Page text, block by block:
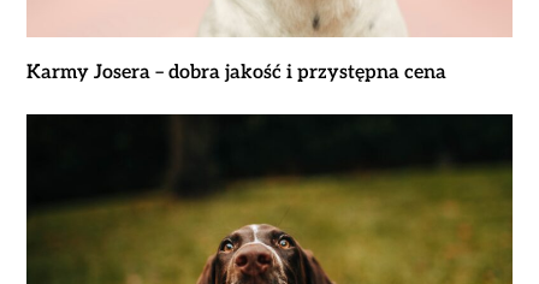
Karmy Josera – dobra jakość i przystępna cena